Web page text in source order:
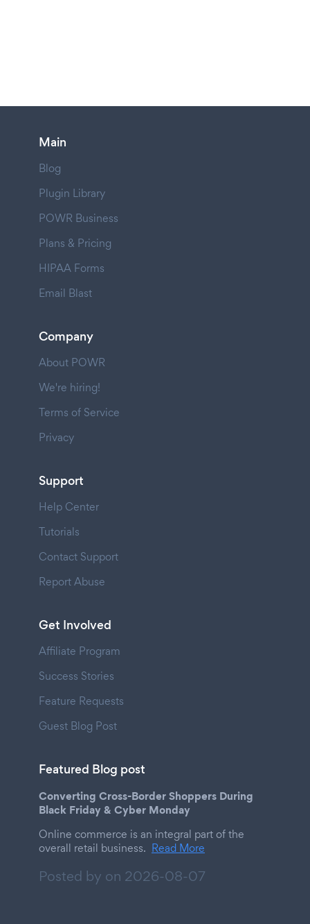
Main
Blog
Plugin Library
POWR Business
Plans & Pricing
HIPAA Forms
Email Blast
Company
About POWR
We're hiring!
Terms of Service
Privacy
Support
Help Center
Tutorials
Contact Support
Report Abuse
Get Involved
Affiliate Program
Success Stories
Feature Requests
Guest Blog Post
Featured Blog post
Converting Cross-Border Shoppers During
Black Friday & Cyber Monday
Online commerce is an integral part of the
overall retail business. Read More
Posted by on 2026-08-07